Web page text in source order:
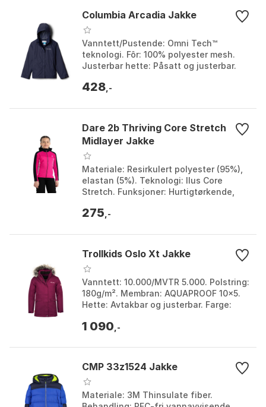
Columbia Arcadia Jakke
Vanntett/Pustende: Omni Tech™
teknologi. Fôr: 100% polyester mesh.
Justerbar hette: Påsatt og justerbar.
Black, Nocturnal. Stø...
428 ,-
Dare 2b Thriving Core Stretch
Midlayer Jakke
Materiale: Resirkulert polyester (95%),
elastan (5%). Teknologi: Ilus Core
Stretch. Funksjoner: Hurtigtørkende,
av 13 res...
275 ,-
Trollkids Oslo Xt Jakke
Vanntett: 10.000/MVTR 5.000. Polstring:
180g/m². Membran: AQUAPROOF 10×5.
Hette: Avtakbar og justerbar. Farge:
dawn, Midni...
1 090 ,-
CMP 33z1524 Jakke
Materiale: 3M Thinsulate fiber.